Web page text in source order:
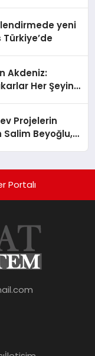
yeni
Akdeniz:
Her Şeyin
Projelerin
Salim Beyoğlu,
Portalı